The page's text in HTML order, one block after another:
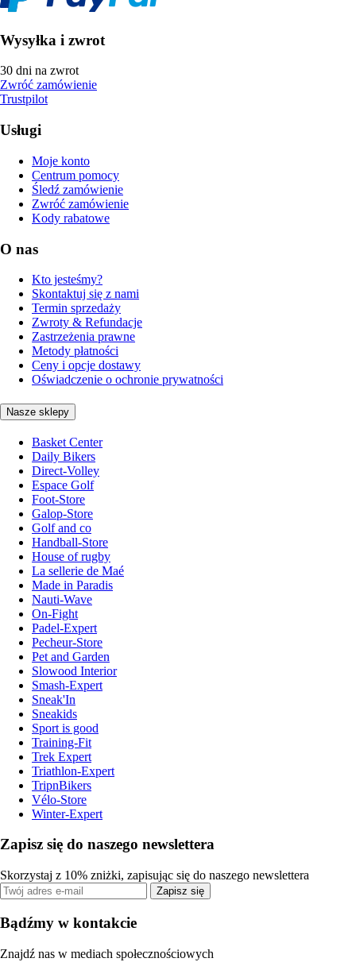
Wysyłka i zwrot
30 dni na zwrot
Zwróć zamówienie
Trustpilot
Usługi
Moje konto
Centrum pomocy
Śledź zamówienie
Zwróć zamówienie
Kody rabatowe
O nas
Kto jesteśmy?
Skontaktuj się z nami
Termin sprzedaży
Zwroty & Refundacje
Zastrzeżenia prawne
Metody płatności
Ceny i opcje dostawy
Oświadczenie o ochronie prywatności
Nasze sklepy
Basket Center
Daily Bikers
Direct-Volley
Espace Golf
Foot-Store
Galop-Store
Golf and co
Handball-Store
House of rugby
La sellerie de Maé
Made in Paradis
Nauti-Wave
On-Fight
Padel-Expert
Pecheur-Store
Pet and Garden
Slowood Interior
Smash-Expert
Sneak'In
Sneakids
Sport is good
Training-Fit
Trek Expert
Triathlon-Expert
TripnBikers
Vélo-Store
Winter-Expert
Zapisz się do naszego newslettera
Skorzystaj z 10% zniżki, zapisując się do naszego newslettera
Zapisz się
Bądźmy w kontakcie
Znajdź nas w mediach społecznościowych